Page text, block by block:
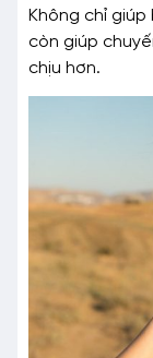
Không chỉ
còn giúp
chịu hơn.